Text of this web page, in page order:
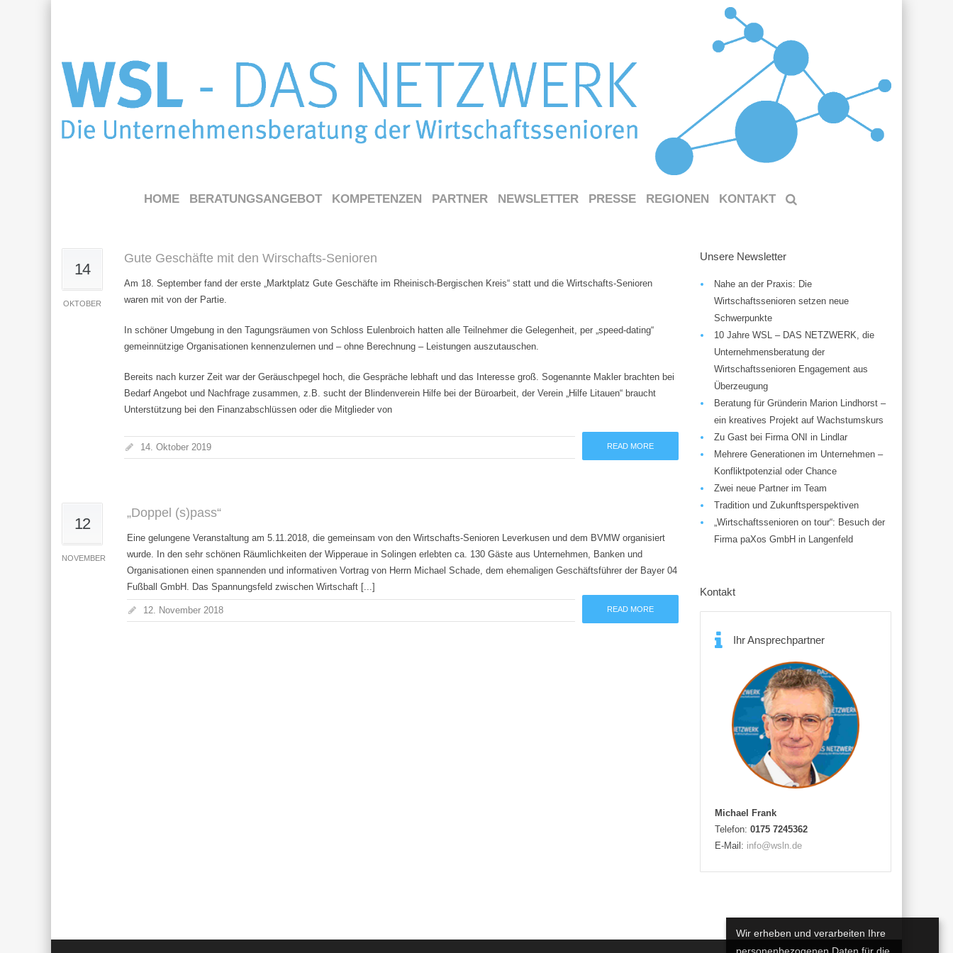
HOME BERATUNGSANGEBOT KOMPETENZEN PARTNER NEWSLETTER PRESSE REGIONEN KONTAKT
14
OKTOBER
Gute Geschäfte mit den Wirschafts-Senioren
Am 18. September fand der erste „Marktplatz Gute Geschäfte im Rheinisch-Bergischen Kreis“ statt und die Wirtschafts-Senioren
waren mit von der Partie.
In schöner Umgebung in den Tagungsräumen von Schloss Eulenbroich hatten alle Teilnehmer die Gelegenheit, per „speed-dating“
gemeinnützige Organisationen kennenzulernen und – ohne Berechnung – Leistungen auszutauschen.
Bereits nach kurzer Zeit war der Geräuschpegel hoch, die Gespräche lebhaft und das Interesse groß. Sogenannte Makler brachten bei
Bedarf Angebot und Nachfrage zusammen, z.B. sucht der Blindenverein Hilfe bei der Büroarbeit, der Verein „Hilfe Litauen“ braucht
Unterstützung bei den Finanzabschlüssen oder die Mitglieder von
READ MORE
14. Oktober 2019
12
NOVEMBER
„Doppel (s)pass“
Eine gelungene Veranstaltung am 5.11.2018, die gemeinsam von den Wirtschafts-Senioren Leverkusen und dem BVMW organisiert
wurde. In den sehr schönen Räumlichkeiten der Wipperaue in Solingen erlebten ca. 130 Gäste aus Unternehmen, Banken und
Organisationen einen spannenden und informativen Vortrag von Herrn Michael Schade, dem ehemaligen Geschäftsführer der Bayer 04
Fußball GmbH. Das Spannungsfeld zwischen Wirtschaft [...]
READ MORE
12. November 2018
Unsere Newsletter
Nahe an der Praxis: Die
Wirtschaftssenioren setzen neue
Schwerpunkte
10 Jahre WSL – DAS NETZWERK, die
Unternehmensberatung der
Wirtschaftssenioren Engagement aus
Überzeugung
Beratung für Gründerin Marion Lindhorst –
ein kreatives Projekt auf Wachstumskurs
Zu Gast bei Firma ONI in Lindlar
Mehrere Generationen im Unternehmen –
Konfliktpotenzial oder Chance
Zwei neue Partner im Team
Tradition und Zukunftsperspektiven
„Wirtschaftssenioren on tour“: Besuch der
Firma paXos GmbH in Langenfeld
Kontakt
Ihr Ansprechpartner
Michael Frank
Telefon: 0175 7245362
E-Mail: info@wsln.de
Wir erheben und verarbeiten Ihre